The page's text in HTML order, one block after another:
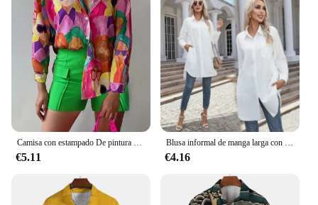
Camisa con estampado De pintura para mujer, blusa informal De manga larga con temperamento, moda diaria, Tops De otoño e invierno, 2024
€5.11
Blusa informal de manga larga con cuello vuelto para mujer, Camisa holgada con botones, color liso, para verano, 2024
€4.16